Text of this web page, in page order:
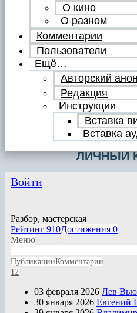
О кино
О разном
Комментарии
Пользователи
Ещё…
Авторский
Редакция
Инструкции
Вставка
Вставка
ЛИЧНЫЙ
Войти
Разбор, мастерская
Рейтинг 910Достижения 0
Меню
ПубликацииКомментарии
12
03 февраля 2026 Лев
30 января 2026 Евгений